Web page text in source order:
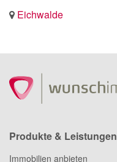
Eichwalde
Produkte & Leistungen
Immobilien anbieten